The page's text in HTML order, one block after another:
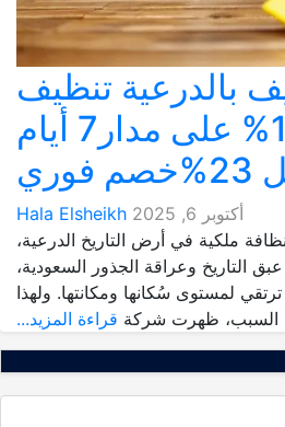
بالدرعية تنظيف
احترافي 100% على مدار7 أيام
أكتوبر 6, 2025
Hala Elsheikh
ملكية في أرض التاريخ الدرعية،
التاريخ وعراقة الجذور السعودية،
لمستوى سُكانها ومكانتها. ولهذا
السبب، ظهرت شركة قراءة المزيد...